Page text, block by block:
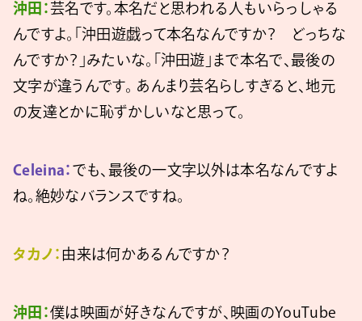
沖田：芸名です。本名だと思われる人もいらっしゃる
んですよ。「沖田遊戯って本名なんですか？ どっちな
んですか？」みたいな。「沖田遊」まで本名で、最後の
文字が違うんです。 あんまり芸名らしすぎると、地元
の友達とかに恥ずかしいなと思って。
Celeina： でも、最後の一文字以外は本名なんですよ
ね。絶妙なバランスですね。
タカノ： 由来は何かあるんですか？
沖田：僕は映画が好きなんですが、映画のYouTube